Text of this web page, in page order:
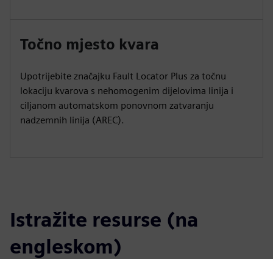
Točno mjesto kvara
Upotrijebite značajku Fault Locator Plus za točnu
lokaciju kvarova s nehomogenim dijelovima linija i
ciljanom automatskom ponovnom zatvaranju
nadzemnih linija (AREC).
Istražite resurse (na
engleskom)